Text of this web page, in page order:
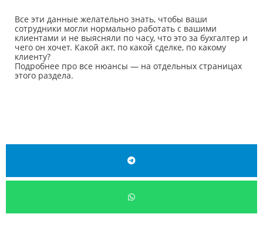
Все эти данные желательно знать, чтобы ваши
сотрудники могли нормально работать с вашими
клиентами и не выясняли по часу, что это за бухгалтер и
чего он хочет. Какой акт, по какой сделке, по какому
клиенту?
Подробнее про все нюансы — на отдельных страницах
этого раздела.